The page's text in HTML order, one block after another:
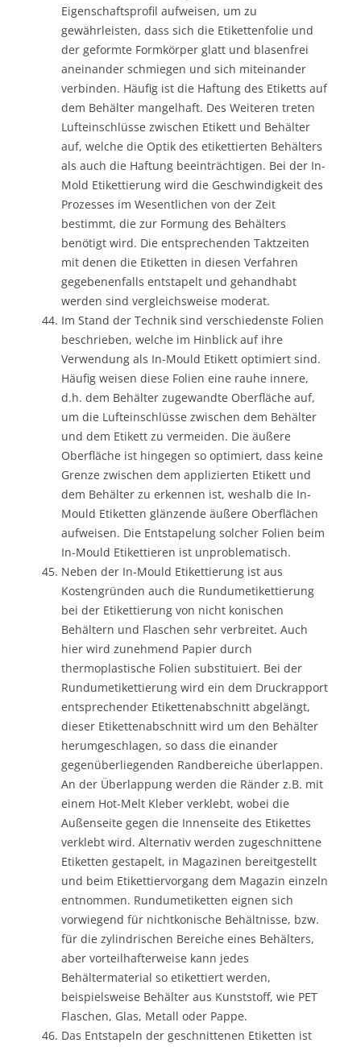
Eigenschaftsprofil aufweisen, um zu
gewährleisten, dass sich die Etikettenfolie und
der geformte Formkörper glatt und blasenfrei
aneinander schmiegen und sich miteinander
verbinden. Häufig ist die Haftung des Etiketts auf
dem Behälter mangelhaft. Des Weiteren treten
Lufteinschlüsse zwischen Etikett und Behälter
auf, welche die Optik des etikettierten Behälters
als auch die Haftung beeinträchtigen. Bei der In-
Mold Etikettierung wird die Geschwindigkeit des
Prozesses im Wesentlichen von der Zeit
bestimmt, die zur Formung des Behälters
benötigt wird. Die entsprechenden Taktzeiten
mit denen die Etiketten in diesen Verfahren
gegebenenfalls entstapelt und gehandhabt
werden sind vergleichsweise moderat.
Im Stand der Technik sind verschiedenste Folien
beschrieben, welche im Hinblick auf ihre
Verwendung als In-Mould Etikett optimiert sind.
Häufig weisen diese Folien eine rauhe innere,
d.h. dem Behälter zugewandte Oberfläche auf,
um die Lufteinschlüsse zwischen dem Behälter
und dem Etikett zu vermeiden. Die äußere
Oberfläche ist hingegen so optimiert, dass keine
Grenze zwischen dem applizierten Etikett und
dem Behälter zu erkennen ist, weshalb die In-
Mould Etiketten glänzende äußere Oberflächen
aufweisen. Die Entstapelung solcher Folien beim
In-Mould Etikettieren ist unproblematisch.
Neben der In-Mould Etikettierung ist aus
Kostengründen auch die Rundumetikettierung
bei der Etikettierung von nicht konischen
Behältern und Flaschen sehr verbreitet. Auch
hier wird zunehmend Papier durch
thermoplastische Folien substituiert. Bei der
Rundumetikettierung wird ein dem Druckrapport
entsprechender Etikettenabschnitt abgelängt,
dieser Etikettenabschnitt wird um den Behälter
herumgeschlagen, so dass die einander
gegenüberliegenden Randbereiche überlappen.
An der Überlappung werden die Ränder z.B. mit
einem Hot-Melt Kleber verklebt, wobei die
Außenseite gegen die Innenseite des Etikettes
verklebt wird. Alternativ werden zugeschnittene
Etiketten gestapelt, in Magazinen bereitgestellt
und beim Etikettiervorgang dem Magazin einzeln
entnommen. Rundumetiketten eignen sich
vorwiegend für nichtkonische Behältnisse, bzw.
für die zylindrischen Bereiche eines Behälters,
aber vorteilhafterweise kann jedes
Behältermaterial so etikettiert werden,
beispielsweise Behälter aus Kunststoff, wie PET
Flaschen, Glas, Metall oder Pappe.
Das Entstapeln der geschnittenen Etiketten ist